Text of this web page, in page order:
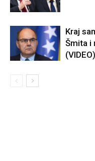
Kraj
Šmita i
(VIDEO)